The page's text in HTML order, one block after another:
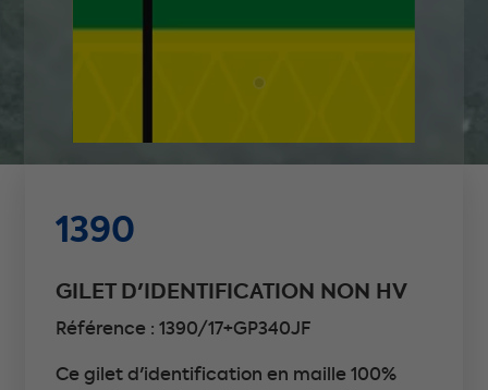
1390
GILET D'IDENTIFICATION NON HV
Référence : 1390/17+GP340JF
Ce gilet d'identification en maille 100%